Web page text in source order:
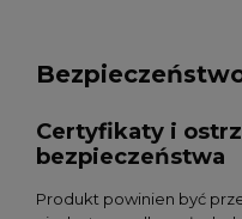
Certyfikaty i
bezpieczeństwa
Produkt powinien być